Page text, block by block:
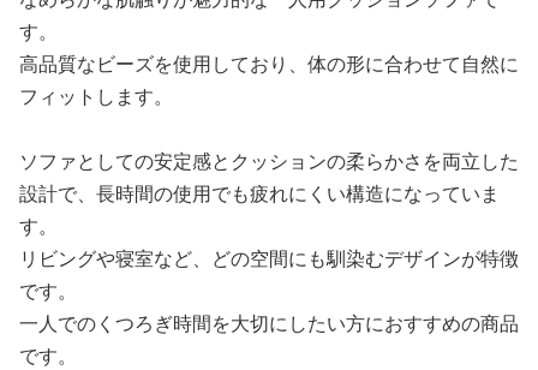
す。
高品質なビーズを使用しており、体の形に合わせて自然に
フィットします。
ソファとしての安定感とクッションの柔らかさを両立した
設計で、長時間の使用でも疲れにくい構造になっていま
す。
リビングや寝室など、どの空間にも馴染むデザインが特徴
です。
一人でのくつろぎ時間を大切にしたい方におすすめの商品
です。